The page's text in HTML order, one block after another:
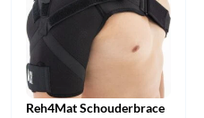
Reh4Mat Schouderbrace